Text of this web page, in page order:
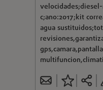
c;ano:2017;kit
agua